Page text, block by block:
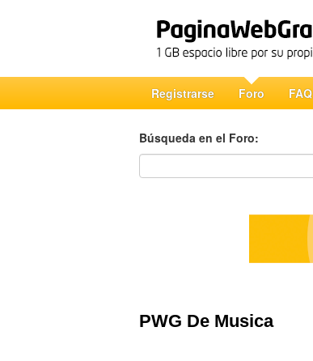
Registrarse Foro FAQ
Búsqueda en el Foro:
Búsqueda en el Foro
PWG De Musica